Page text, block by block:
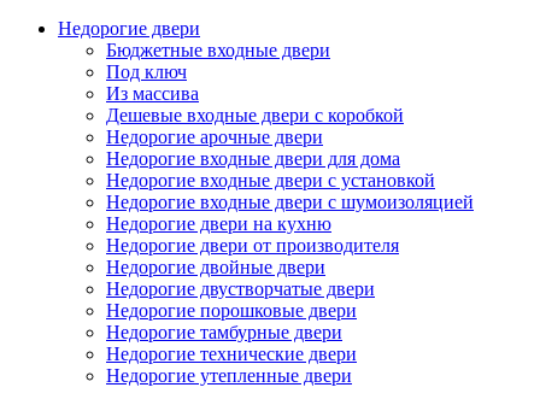
Недорогие двери
Бюджетные входные двери
Под ключ
Из массива
Дешевые входные двери с коробкой
Недорогие арочные двери
Недорогие входные двери для дома
Недорогие входные двери с установкой
Недорогие входные двери с шумоизоляцией
Недорогие двери на кухню
Недорогие двери от производителя
Недорогие двойные двери
Недорогие двустворчатые двери
Недорогие порошковые двери
Недорогие тамбурные двери
Недорогие технические двери
Недорогие утепленные двери